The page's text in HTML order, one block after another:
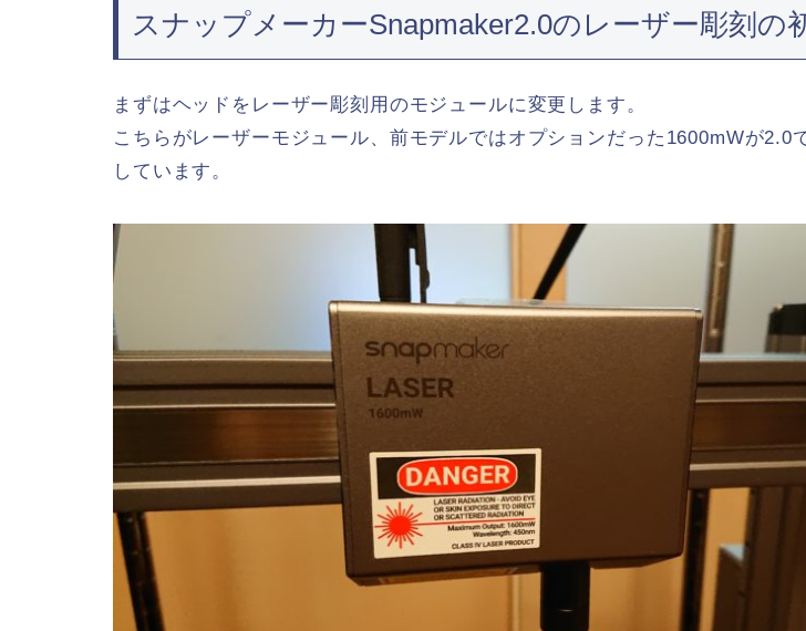
スナップメーカーSnapmaker2.0のレーザー彫刻の
まずはヘッドをレーザー彫刻用のモジュールに変更します。
こちらがレーザーモジュール、前モデルではオプションだった1600mWが2.0
しています。